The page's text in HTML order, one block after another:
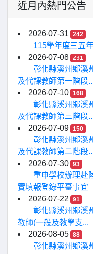
近月內熱門公告
2026-07-31 242
115學年度三五
2026-07-08
231
彰化縣溪州鄉溪
及代課教師第一階段...
2026-07-10
168
彰化縣溪州鄉溪
及代課教師第三階段...
2026-07-09
150
彰化縣溪州鄉溪
及代課教師第二階段...
2026-07-30
93
重申學校辦理赴
實填報登錄平臺事宜
2026-07-22
91
彰化縣溪州鄉溪
教師(一般及教學支...
2026-08-05
88
彰化縣溪州鄉溪